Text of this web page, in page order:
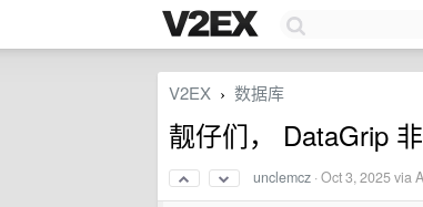
V2EX › 数据库
靓仔们， DataGrip
unclemcz ·Oct 3, 2025via